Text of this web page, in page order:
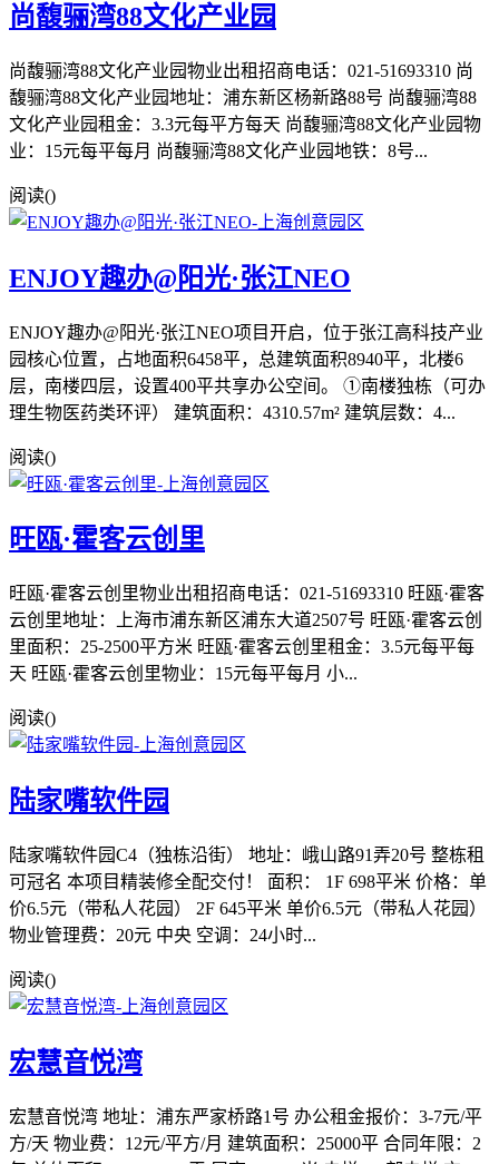
尚馥骊湾88文化产业园
尚馥骊湾88文化产业园物业出租招商电话：021-51693310 尚
馥骊湾88文化产业园地址：浦东新区杨新路88号 尚馥骊湾88
文化产业园租金：3.3元每平方每天 尚馥骊湾88文化产业园物
业：15元每平每月 尚馥骊湾88文化产业园地铁：8号...
阅读()
ENJOY趣办@阳光·张江NEO
ENJOY趣办@阳光·张江NEO项目开启，位于张江高科技产业
园核心位置，占地面积6458平，总建筑面积8940平，北楼6
层，南楼四层，设置400平共享办公空间。 ①南楼独栋（可办
理生物医药类环评） 建筑面积：4310.57m² 建筑层数：4...
阅读()
旺瓯·霍客云创里
旺瓯·霍客云创里物业出租招商电话：021-51693310 旺瓯·霍客
云创里地址：上海市浦东新区浦东大道2507号 旺瓯·霍客云创
里面积：25-2500平方米 旺瓯·霍客云创里租金：3.5元每平每
天 旺瓯·霍客云创里物业：15元每平每月 小...
阅读()
陆家嘴软件园
陆家嘴软件园C4（独栋沿街） 地址：峨山路91弄20号 整栋租
可冠名 本项目精装修全配交付！ 面积： 1F 698平米 价格：单
价6.5元（带私人花园） 2F 645平米 单价6.5元（带私人花园）
物业管理费：20元 中央 空调：24小时...
阅读()
宏慧音悦湾
宏慧音悦湾 地址：浦东严家桥路1号 办公租金报价：3-7元/平
方/天 物业费：12元/平方/月 建筑面积：25000平 合同年限：2